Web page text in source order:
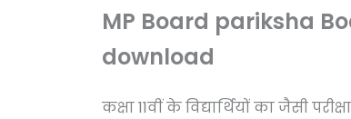
MP Board pariksha
download
कक्षा 11वीं के विद्यार्थियों का जैसी